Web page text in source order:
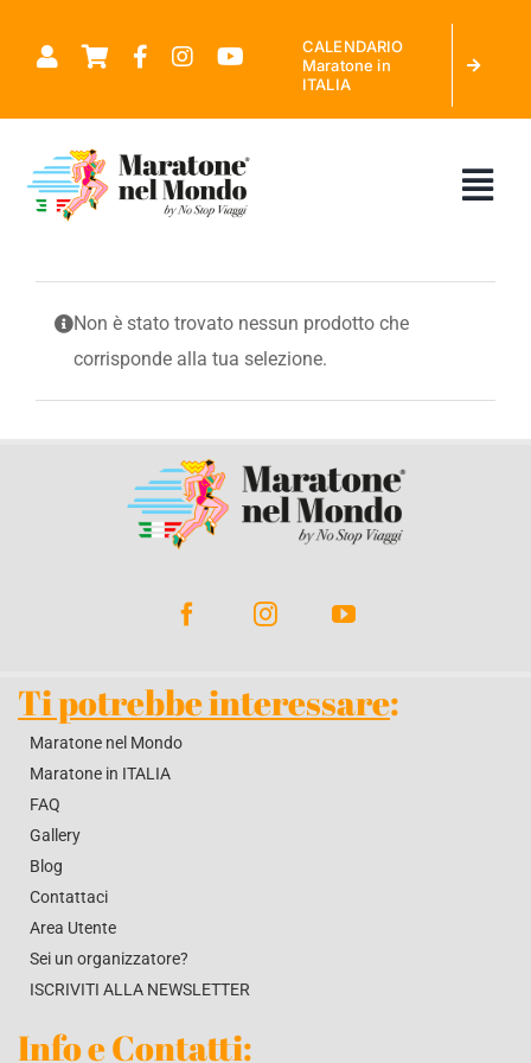
CALENDARIO
Maratone in
ITALIA
CHI SIAMO
MARATONE NEL MONDO
CALENDARIO MARATONE IN ITALIA
RICHIEDI PREVENTIVO
Non è stato trovato nessun prodotto che
corrisponde alla tua selezione.
Ti potrebbe interessare:
Maratone nel Mondo
Maratone in ITALIA
FAQ
Gallery
Blog
Contattaci
Area Utente
Sei un organizzatore?
ISCRIVITI ALLA NEWSLETTER
Info e Contatti: